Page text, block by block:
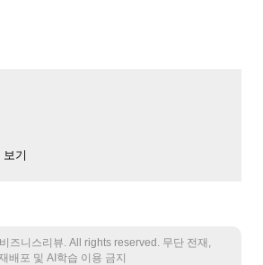
기
즈니스리뷰. All rights reserved. 무단 전재,
배포 및 AI학습 이용 금지